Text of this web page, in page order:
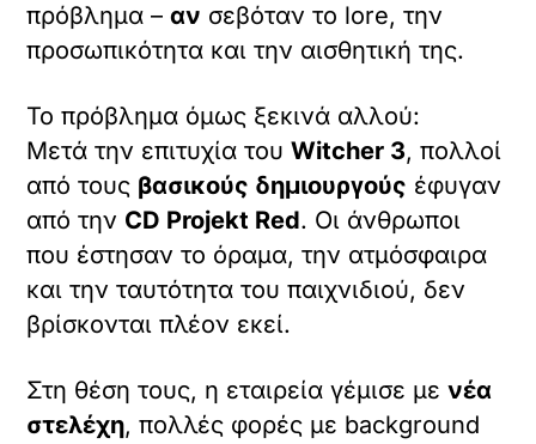
πρόβλημα –αν σεβόταν το lore, την
προσωπικότητα και την αισθητική της.
Το πρόβλημα όμως ξεκινά αλλού:
Μετά την επιτυχία τουWitcher 3, πολλοί
από τους βασικούς δημιουργούς έφυγαν
από την CD Projekt Red. Οι άνθρωποι
που έστησαν το όραμα, την ατμόσφαιρα
και την ταυτότητα του παιχνιδιού, δεν
βρίσκονται πλέον εκεί.
Στη θέση τους, η εταιρεία γέμισε μενέα
στελέχη, πολλές φορές με background